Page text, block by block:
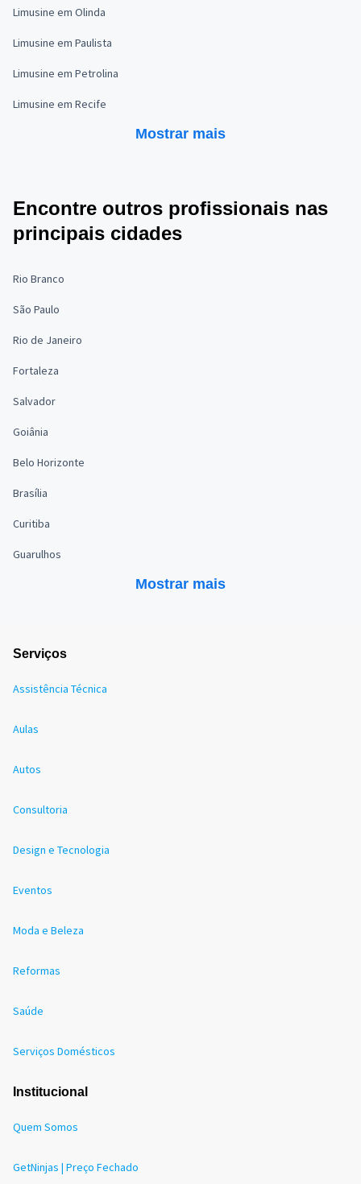
Limusine em Olinda
Limusine em Paulista
Limusine em Petrolina
Limusine em Recife
Mostrar mais
Encontre outros profissionais nas
principais cidades
Rio Branco
São Paulo
Rio de Janeiro
Fortaleza
Salvador
Goiânia
Belo Horizonte
Brasília
Curitiba
Guarulhos
Mostrar mais
Serviços
Assistência Técnica
Aulas
Autos
Consultoria
Design e Tecnologia
Eventos
Moda e Beleza
Reformas
Saúde
Serviços Domésticos
Institucional
Quem Somos
GetNinjas | Preço Fechado